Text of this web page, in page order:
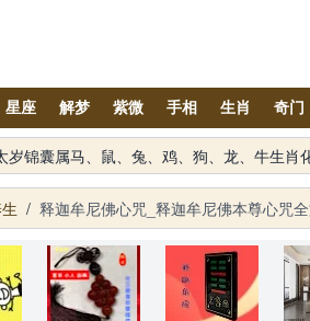
星座 解梦 紫微 手相 生肖 奇门
设计项目
锦囊属马、鼠、兔、鸡、狗、龙、牛生肖
/ 释迦牟尼佛心咒_释迦牟尼佛本尊心咒